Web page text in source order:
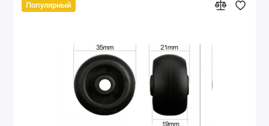
Ремонт компьютеров
Швейный цех
Гравировка
Макеты для печати на кружках
Популярный